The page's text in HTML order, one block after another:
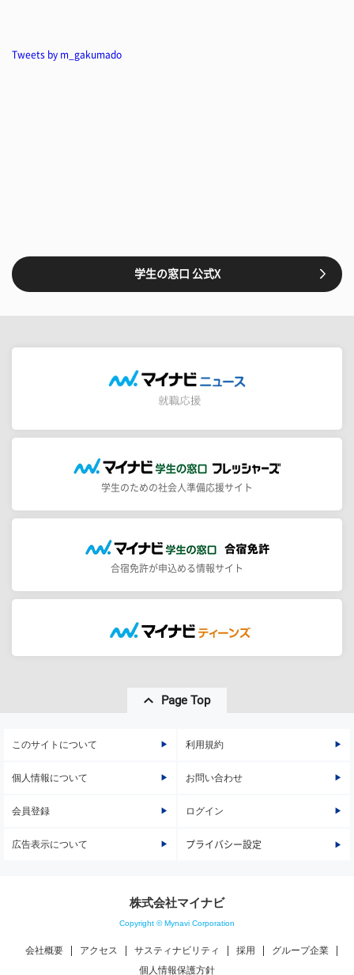
Tweets by m_gakumado
学生の窓口 公式X
学生のための社会人準備応援サイト
合宿免許が申込める情報サイト
Page Top
このサイトについて 利用規約
個人情報について お問い合わせ
会員登録 ログイン
広告表示について プライバシー設定
株式会社マイナビ
Copyright © Mynavi Corporation
会社概要 アクセス サスティナビリティ 採用
グループ企業
個人情報保護方針